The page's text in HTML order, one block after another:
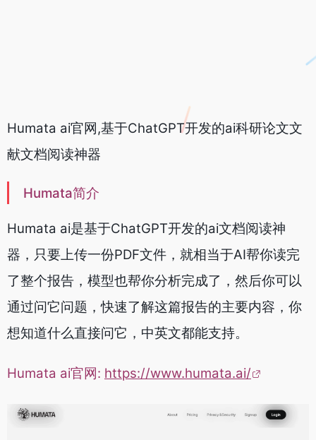
Humata ai官网,基于ChatGPT开发的ai科研论文文
献文档阅读神器
Humata简介
Humata ai是基于ChatGPT开发的ai文档阅读神
器，只要上传一份PDF文件，就相当于AI帮你读完
了整个报告，模型也帮你分析完成了，然后你可以
通过问它问题，快速了解这篇报告的主要内容，你
想知道什么直接问它，中英文都能支持。
Humata ai官网: https://www.humata.ai/